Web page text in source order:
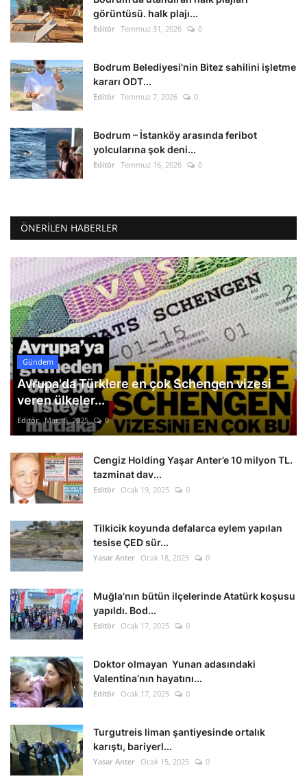
görüntüsü. halk plajı...
Editör Temmuz 31, 2026 0
Bodrum Belediyesi'nin Bitez sahilini işletme
kararı ODT...
Editör Temmuz 7, 2026 0
Bodrum – İstanköy arasında feribot
yolcularına şok deni...
Editör Temmuz 16, 2026 0
ÖNERILEN HABERLER
Gündem
Avrupa'da Türklere en çok Schengen vizesi
veren ülkeler...
Editör Mart 5, 2025 0
Cengiz Holding Yaşar Anter’e 10 milyon TL.
tazminat dav...
Editör Ocak 19, 2025 0
Tilkicik koyunda defalarca eylem yapılan
tesise ÇED sür...
Yasar Anter Ocak 18, 2025 0
Muğla’nın bütün ilçelerinde Atatürk koşusu
yapıldı. Bod...
Editör Ocak 17, 2025 0
Doktor olmayan Yunan adasındaki
Valentina’nın hayatını...
Editör Ocak 17, 2025 0
Turgutreis liman şantiyesinde ortalık
karıştı, bariyerl...
Yasar Anter Ocak 15, 2025 0